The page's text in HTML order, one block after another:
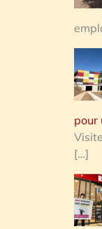
pour
[…]